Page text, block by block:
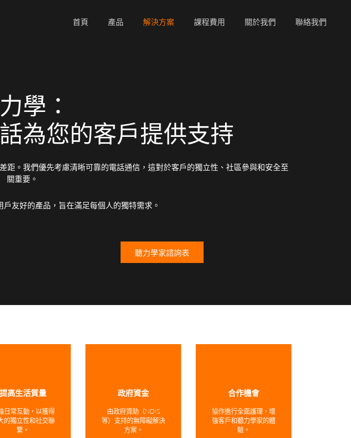
首頁 產品 解決方案 課程費用 關於我們 聯絡我們
學：
為您的客戶提供支持
。我們優先考慮清晰可靠的電話通信，這對於客戶的獨立性、社區參與和安全至
關重要。
友好的產品，旨在滿足每個人的獨特需求。
聽力學家諮詢表
提高生活質量
日常互動，以獲得
的獨立性和社交聯
繫。
政府資金
由政府資助（NDIS
等）支持的無障礙解決
方案。
合作機會
協作進行全面護理，增
強客戶和聽力學家的體
驗。